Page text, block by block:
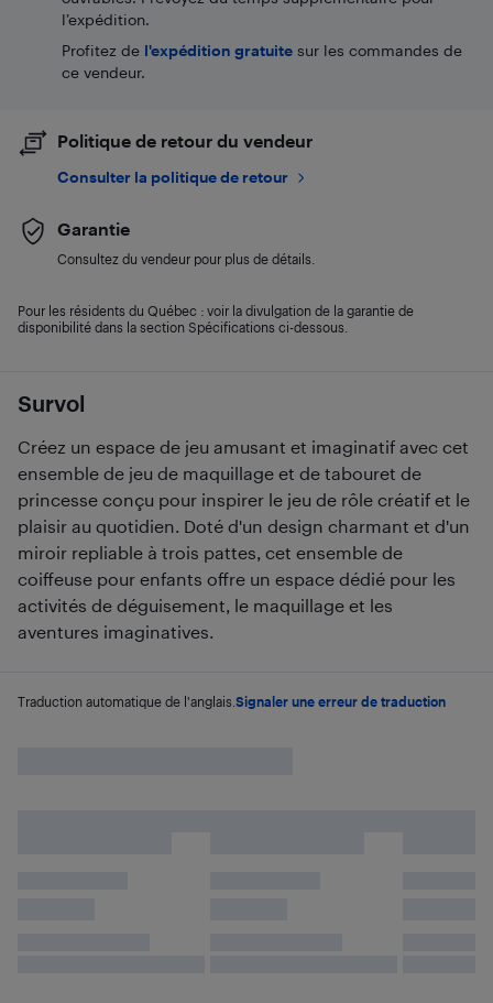
Survol
Créez un espace de jeu amusant et imaginatif avec cet
ensemble de jeu de maquillage et de tabouret de
princesse conçu pour inspirer le jeu de rôle créatif et le
plaisir au quotidien. Doté d'un design charmant et d'un
miroir repliable à trois pattes, cet ensemble de
coiffeuse pour enfants offre un espace dédié pour les
activités de déguisement, le maquillage et les
aventures imaginatives.
Traduction automatique de l'anglais. Signaler une erreur de traduction
l’expédition.
Profitez de l'expédition gratuite sur les commandes de
ce vendeur.
Politique de retour du vendeur
Consulter la politique de retour
Garantie
Consultez du vendeur pour plus de détails.
Pour les résidents du Québec : voir la divulgation de la garantie de
disponibilité dans la section Spécifications ci-dessous.